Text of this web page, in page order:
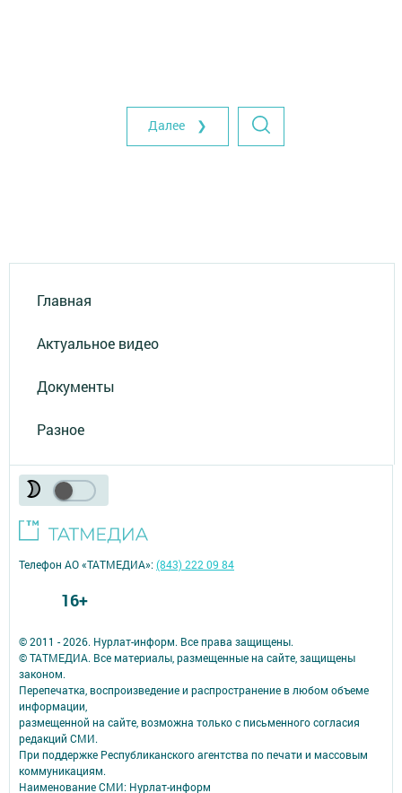
Далее ❯
Главная
Актуальное видео
Документы
Разное
© 2011 - 2026. Нурлат-⁠информ. Все права защищены.
© ТАТМЕДИА. Все материалы, размещенные на сайте, защищены
законом.
Перепечатка, воспроизведение и распространение в любом объеме
информации,
размещенной на сайте, возможна только с письменного согласия
редакций СМИ.
При поддержке Республиканского агентства по печати и массовым
коммуникациям.
Наименование СМИ: Нурлат-⁠информ
Телефон АО «ТАТМЕДИА»:(843) 222 09 84
16+